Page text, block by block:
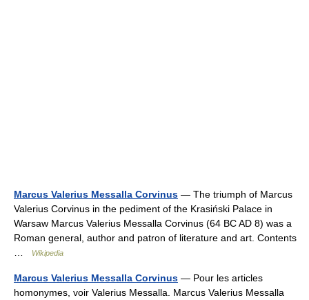
Marcus Valerius Messalla Corvinus — The triumph of Marcus
Valerius Corvinus in the pediment of the Krasiński Palace in
Warsaw Marcus Valerius Messalla Corvinus (64 BC AD 8) was a
Roman general, author and patron of literature and art. Contents
Wikipedia
Marcus Valerius Messalla Corvinus — Pour les articles
homonymes, voir Valerius Messalla. Marcus Valerius Messalla